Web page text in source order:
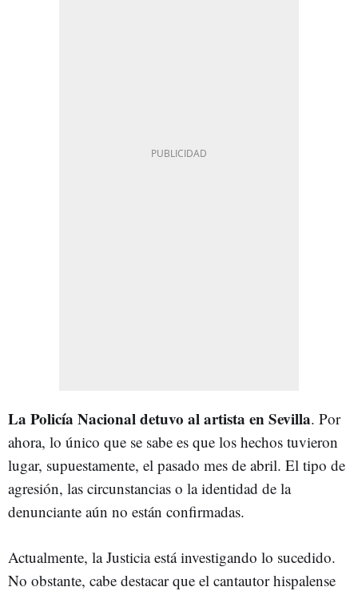
La Policía Nacional detuvo al artista en Sevilla. Por
ahora, lo único que se sabe es que los hechos tuvieron
lugar, supuestamente, el pasado mes de abril. El tipo de
agresión, las circunstancias o la identidad de la
denunciante aún no están confirmadas.
Actualmente, la Justicia está investigando lo sucedido.
No obstante, cabe destacar que el cantautor hispalense